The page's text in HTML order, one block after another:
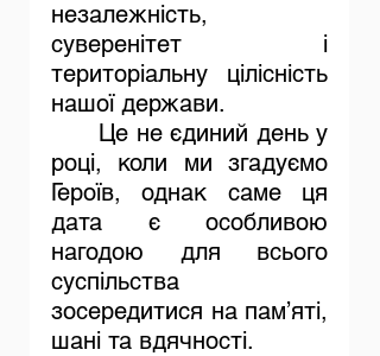
незалежність,
суверенітет і
територіальну цілісність
нашої держави.
році, коли ми згадуємо
Героїв, однак саме ця
дата є особливою
нагодою для всього
суспільства
зосередитися на пам’яті,
шані та вдячності.